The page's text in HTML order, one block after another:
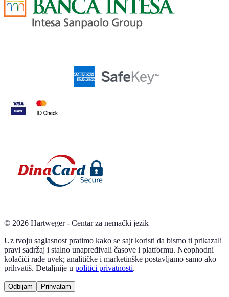
© 2026 Hartweger - Centar za nemački jezik
Uz tvoju saglasnost pratimo kako se sajt koristi da bismo ti prikazali
pravi sadržaj i stalno unapređivali časove i platformu. Neophodni
kolačići rade uvek; analitičke i marketinške postavljamo samo ako
prihvatiš. Detaljnije u politici privatnosti.
Odbijam Prihvatam